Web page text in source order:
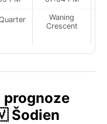
Waning
Crescent
prognoze
Šodien